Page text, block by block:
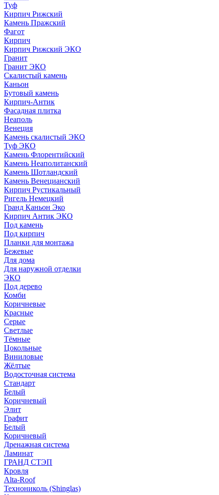
Туф
Кирпич Рижский
Камень Пражский
Фагот
Кирпич
Кирпич Рижский ЭКО
Гранит
Гранит ЭКО
Скалистый камень
Каньон
Бутовый камень
Кирпич-Антик
Фасадная плитка
Неаполь
Венеция
Камень скалистый ЭКО
Туф ЭКО
Камень Флорентийский
Камень Неаполитанский
Камень Шотландский
Камень Венецианский
Кирпич Рустикальный
Ригель Немецкий
Гранд Каньон Эко
Кирпич Антик ЭКО
Под камень
Под кирпич
Планки для монтажа
Бежевые
Для дома
Для наружной отделки
ЭКO
Под дерево
Комби
Коричневые
Красные
Серые
Светлые
Тёмные
Цокольные
Виниловые
Жёлтые
Водосточная система
Стандарт
Белый
Коричневый
Элит
Графит
Белый
Коричневый
Дренажная система
Ламинат
ГРАНД СТЭП
Кровля
Alta-Roof
Технониколь (Shinglas)